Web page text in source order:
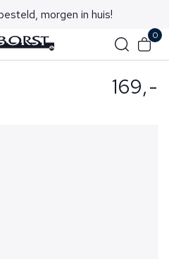
morgen in huis!
0
169,-